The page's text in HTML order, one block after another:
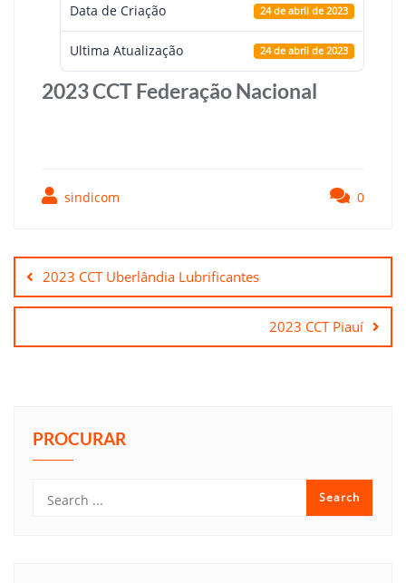
Data de Criação 24 de abril de 2023
Ultima Atualização 24 de abril de 2023
2023 CCT Federação Nacional
sindicom 0
de
Post2023 CCT Uberlândia Lubrificantes
2023 CCT Piauí
PROCURAR